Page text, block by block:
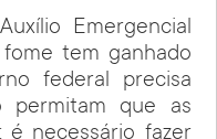
Emergencial
tem ganhado
federal precisa
permitam que as